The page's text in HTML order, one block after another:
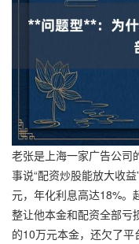
老张是上海一家广告公司
事说“配资炒股能放大收
元，年化利息高达18%。
整让他本金和配资全部亏
的10万元本金，还欠了平